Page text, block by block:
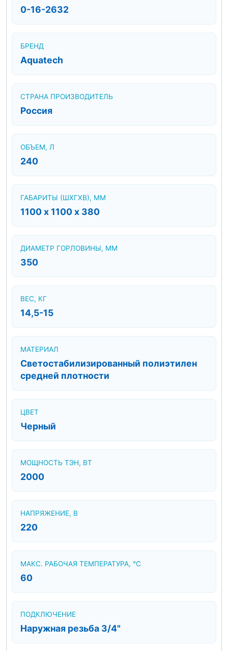
0-16-2632
БРЕНД
Aquatech
СТРАНА ПРОИЗВОДИТЕЛЬ
Россия
ОБЪЕМ, Л
240
ГАБАРИТЫ (ШХГХВ), ММ
1100 х 1100 х 380
ДИАМЕТР ГОРЛОВИНЫ, ММ
350
ВЕС, КГ
14,5-15
МАТЕРИАЛ
Светостабилизированный полиэтилен
средней плотности
ЦВЕТ
Черный
МОЩНОСТЬ ТЭН, ВТ
2000
НАПРЯЖЕНИЕ, В
220
МАКС. РАБОЧАЯ ТЕМПЕРАТУРА, °C
60
ПОДКЛЮЧЕНИЕ
Наружная резьба 3/4"